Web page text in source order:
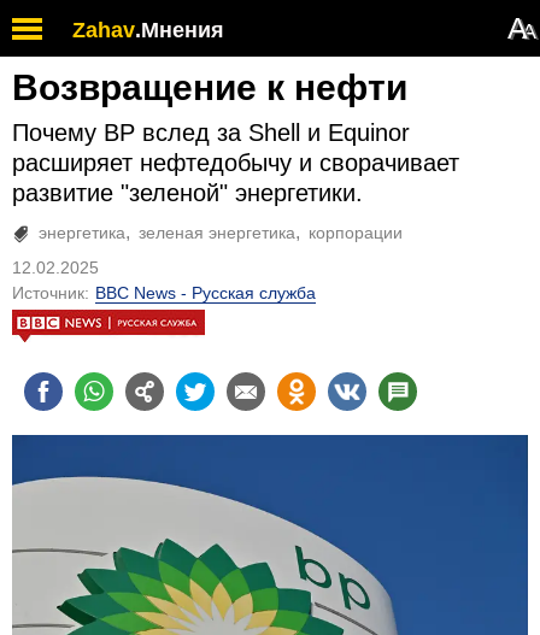
Zahav.Мнения АА
Возвращение к нефти
Почему ВР вслед за Shell и Equinor
расширяет нефтедобычу и сворачивает
развитие "зеленой" энергетики.
энергетика зеленая энергетика
корпорации
12.02.2025
Источник: BBC News - Русская служба